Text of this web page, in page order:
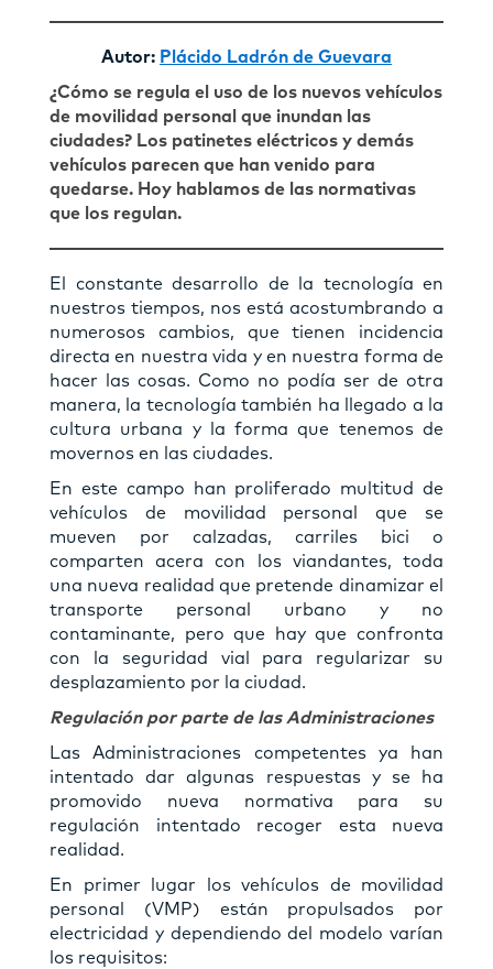
Autor: Plácido Ladrón de Guevara
¿Cómo se regula el uso de los nuevos vehículos
de movilidad personal que inundan las
ciudades? Los patinetes eléctricos y demás
vehículos parecen que han venido para
quedarse. Hoy hablamos de las normativas
que los regulan.
El constante desarrollo de la tecnología en
nuestros tiempos, nos está acostumbrando a
numerosos cambios, que tienen incidencia
directa en nuestra vida y en nuestra forma de
hacer las cosas. Como no podía ser de otra
manera, la tecnología también ha llegado a la
cultura urbana y la forma que tenemos de
movernos en las ciudades.
En este campo han proliferado multitud de
vehículos de movilidad personal que se
mueven por calzadas, carriles bici o
comparten acera con los viandantes, toda
una nueva realidad que pretende dinamizar el
transporte personal urbano y no
contaminante, pero que hay que confronta
con la seguridad vial para regularizar su
desplazamiento por la ciudad.
Regulación por parte de las Administraciones
Las Administraciones competentes ya han
intentado dar algunas respuestas y se ha
promovido nueva normativa para su
regulación intentado recoger esta nueva
realidad.
En primer lugar los vehículos de movilidad
personal (VMP) están propulsados por
electricidad y dependiendo del modelo varían
los requisitos: